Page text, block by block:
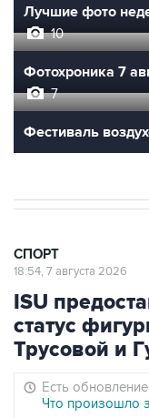
10
Лучшие фото